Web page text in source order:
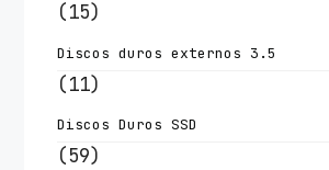
(15)
Discos duros externos 3.5
(11)
Discos Duros SSD
(59)